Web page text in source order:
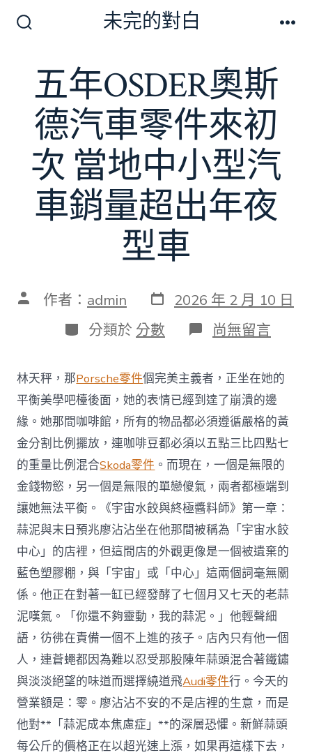
切
開
關
未完的對白
五年OSDER奧斯
德汽車零件來初
次 當地中小型汽
車銷量超出年夜
型車
文 作者： admin 發
表
日
期
2026 年 2 月 10 日
分
類
分類於 分數 在
〈五
OSDER
奧
斯
德
汽
車
零
件
來
初
次
當
地
中
小
型
汽
車
銷
量
超
出
年
夜
型
車〉
中
尚無留言
林天秤，那Porsche零件個完美主義者，正坐在她的
平衡美學吧檯後面，她的表情已經到達了崩潰的邊
緣。她那間咖啡館，所有的物品都必須遵循嚴格的黃
金分割比例擺放，連咖啡豆都必須以五點三比四點七
的重量比例混合Skoda零件 。而現在，一個是無限的
金錢物慾，另一個是無限的單戀傻氣，兩者都極端到
讓她無法平衡。《宇宙水餃與終極醬料師》第一章：
蒜泥與末日預兆廖沾沾坐在他那間被稱為「宇宙水餃
中心」的店裡，但這間店的外觀更像是一個被遺棄的
藍色塑膠棚，與「宇宙」或「中心」這兩個詞毫無關
係。他正在對著一缸已經發酵了七個月又七天的老蒜
泥嘆氣。「你還不夠靈動，我的蒜泥。」他輕聲細
語，彷彿在責備一個不上進的孩子。店內只有他一個
人，連蒼蠅都因為難以忍受那股陳年蒜頭混合著鐵鏽
與淡淡絕望的味道而選擇繞道飛Audi零件行。今天的
營業額是：零。廖沾沾不安的不是店裡的生意，而是
他對**「蒜泥成本焦慮症」**的深層恐懼。新鮮蒜頭
每公斤的價格正在以超光速上漲，如果再這樣下去，